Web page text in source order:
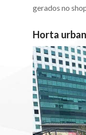
gerados no
Horta